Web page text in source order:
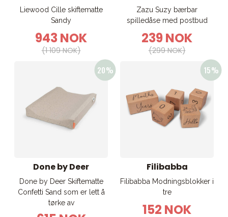
Liewood Cille skiftematte
Sandy
943 NOK
(1 109 NOK)
Zazu Suzy bærbar
spilledåse med postbud
239 NOK
(299 NOK)
Done by Deer
Done by Deer Skiftematte
Confetti Sand som er lett å
tørke av
Filibabba
Filibabba Modningsblokker i
tre
152 NOK